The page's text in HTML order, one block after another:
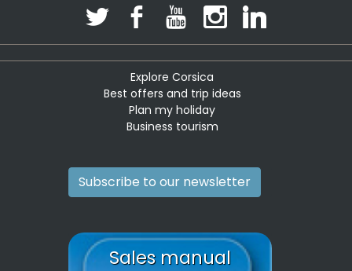
Explore Corsica
Best offers and trip ideas
Plan my holiday
Business tourism
Subscribe to our newsletter
Sales manual